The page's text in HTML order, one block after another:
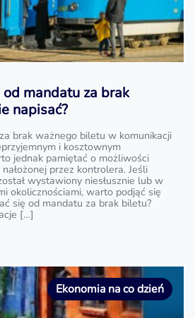
od mandatu za brak
napisać?
brak ważnego biletu w komunikacji
i kosztownym
jednak pamiętać o możliwości
przez kontrolera. Jeśli
wystawiony niesłusznie lub w
okolicznościami, warto podjąć się
się od mandatu za brak biletu?
[…]
Ekonomia na co dzień